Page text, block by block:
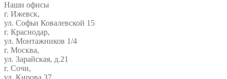
Наши офисы
г. Ижевск,
ул. Софьи Ковалевской 15
г. Краснодар,
ул. Монтажников 1/4
г. Москва,
ул. Зарайская, д.21
г. Сочи,